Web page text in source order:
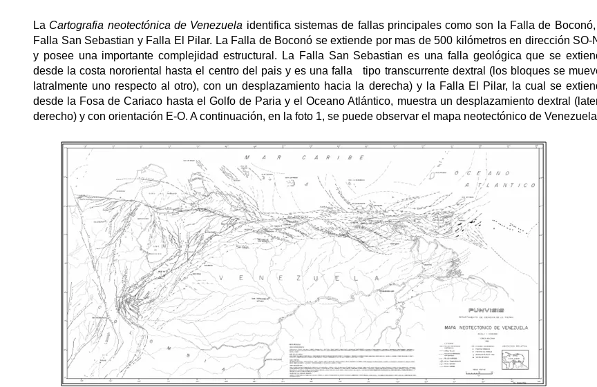
La Cartografia neotectónica de Venezuela identifica sistemas de fallas principales como son la Falla de
Falla San Sebastian y Falla El Pilar. La Falla de Boconó se extiende por mas de 500 kilómetros en dirección SO-
y posee una importante complejidad estructural. La Falla San Sebastian es una falla geológica que se
desde la costa nororiental hasta el centro del pais y es una falla tipo transcurrente dextral (los bloques se
latralmente uno respecto al otro), con un desplazamiento hacia la derecha) y la Falla El Pilar, la cual se
desde la Fosa de Cariaco hasta el Golfo de Paria y el Oceano Atlántico, muestra un desplazamiento dextral
derecho) y con orientación E-O. A continuación, en la foto 1, se puede observar el mapa neotectónico de